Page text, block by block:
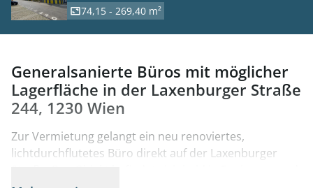
Laxenburger Straße 244, 1230 Wien
74,15 - 269,40 m²
Generalsanierte Büros mit möglicher
Lagerfläche in der Laxenburger Straße
244, 1230 Wien
Zur Vermietung gelangt ein neu renoviertes,
lichtdurchflutetes Büro direkt auf der Laxenburger